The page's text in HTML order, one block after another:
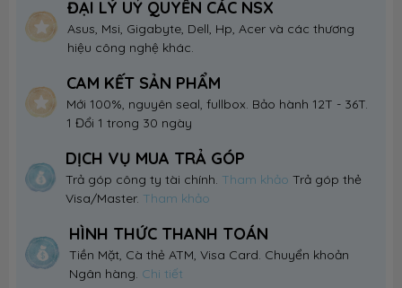
ĐẠI LÝ UỶ QUYỀN CÁC NSX
Asus, Msi, Gigabyte, Dell, Hp, Acer và các thương
hiệu công nghệ khác.
CAM KẾT SẢN PHẨM
Mới 100%, nguyên seal, fullbox. Bảo hành 12T - 36T.
1 Đổi 1 trong 30 ngày
DỊCH VỤ MUA TRẢ GÓP
Trả góp công ty tài chính. Tham khảoTrả góp thẻ
Visa/Master. Tham khảo
HÌNH THỨC THANH TOÁN
Tiền Mặt, Cà thẻ ATM, Visa Card. Chuyển khoản
Ngân hàng. Chi tiết